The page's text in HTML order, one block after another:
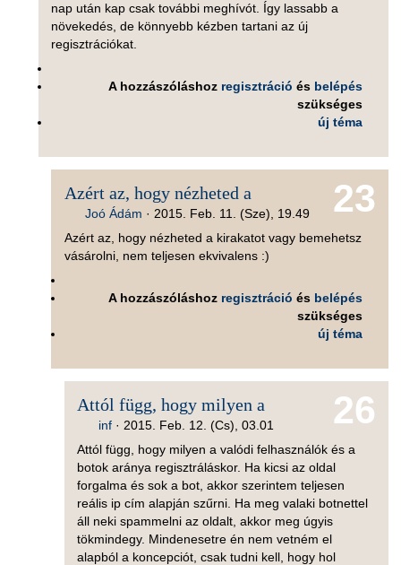
nap után kap csak további meghívót. Így lassabb a
növekedés, de könnyebb kézben tartani az új
regisztrációkat.
A hozzászóláshoz regisztráció és belépés
szükséges
új téma
23
Azért az, hogy nézheted a
Joó Ádám · 2015. Feb. 11. (Sze), 19.49
Azért az, hogy nézheted a kirakatot vagy bemehetsz
vásárolni, nem teljesen ekvivalens :)
A hozzászóláshoz regisztráció és belépés
szükséges
új téma
26
Attól függ, hogy milyen a
inf· 2015. Feb. 12. (Cs), 03.01
Attól függ, hogy milyen a valódi felhasználók és a
botok aránya regisztráláskor. Ha kicsi az oldal
forgalma és sok a bot, akkor szerintem teljesen
reális ip cím alapján szűrni. Ha meg valaki botnettel
áll neki spammelni az oldalt, akkor meg úgyis
tökmindegy. Mindenesetre én nem vetném el
alapból a koncepciót, csak tudni kell, hogy hol